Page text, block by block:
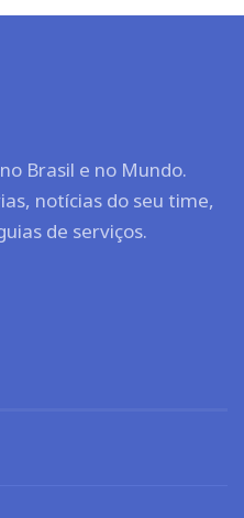
Brasil e no Mundo.
notícias do seu time,
de serviços.